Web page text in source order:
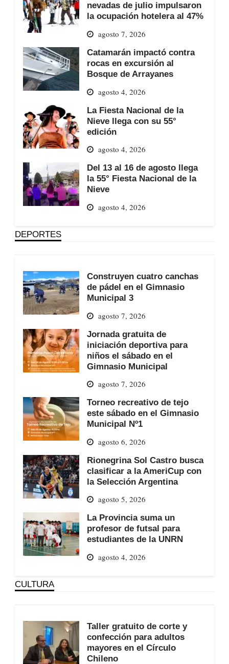
nevadas de julio impulsaron
la ocupación hotelera al 47%
agosto 7, 2026
Catamarán impactó contra
rocas en excursión al
Bosque de Arrayanes
agosto 4, 2026
La Fiesta Nacional de la
Nieve llega con su 55°
edición
agosto 4, 2026
Del 13 al 16 de agosto llega
la 55° Fiesta Nacional de la
Nieve
agosto 4, 2026
DEPORTES
Construyen cuatro canchas
de pádel en el Gimnasio
Municipal 3
agosto 7, 2026
Jornada gratuita de
iniciación deportiva para
niños el sábado en el
Gimnasio Municipal
agosto 7, 2026
Torneo recreativo de tejo
este sábado en el Gimnasio
Municipal Nº1
agosto 6, 2026
Rionegrina Sol Castro busca
clasificar a la AmeriCup con
la Selección Argentina
agosto 5, 2026
La Provincia suma un
profesor de futsal para
estudiantes de la UNRN
agosto 4, 2026
CULTURA
Taller gratuito de corte y
confección para adultos
mayores en el Círculo
Chileno